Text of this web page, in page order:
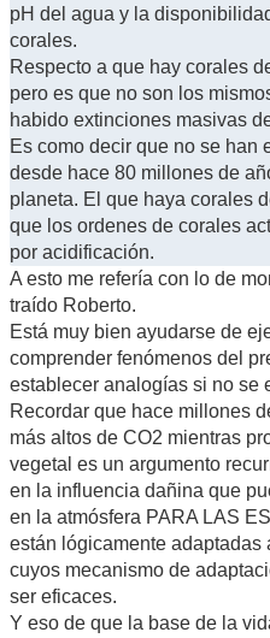
pH del agua y la
corales.
Respecto a que hay corales
pero es que no son los
habido extinciones masivas
Es como decir que no se han
desde hace 80 millones de
planeta. El que haya corales
que los ordenes de corales
por acidificación.
A esto me refería con lo de
traído Roberto.
Está muy bien ayudarse de
comprender fenómenos del
establecer analogías si no se
Recordar que hace millones
más altos de CO2 mientras
vegetal es un argumento
en la influencia dañina que
en la atmósfera PARA LAS
están lógicamente adaptadas
cuyos mecanismo de
ser eficaces.
Y eso de que la base de la